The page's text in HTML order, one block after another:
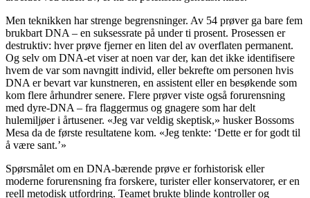
Men teknikken har strenge begrensninger. Av 54 prøver ga bare fem
brukbart DNA – en suksessrate på under ti prosent. Prosessen er
destruktiv: hver prøve fjerner en liten del av overflaten permanent.
Og selv om DNA-et viser at noen var der, kan det ikke identifisere
hvem de var som navngitt individ, eller bekrefte om personen hvis
DNA er bevart var kunstneren, en assistent eller en besøkende som
kom flere århundrer senere. Flere prøver viste også forurensning
med dyre-DNA – fra flaggermus og gnagere som har delt
hulemiljøer i årtusener. «Jeg var veldig skeptisk,» husker Bossoms
Mesa da de første resultatene kom. «Jeg tenkte: ‘Dette er for godt til
å være sant.’»
Spørsmålet om en DNA-bærende prøve er forhistorisk eller
moderne forurensning fra forskere, turister eller konservatorer, er en
reell metodisk utfordring. Teamet brukte blinde kontroller og